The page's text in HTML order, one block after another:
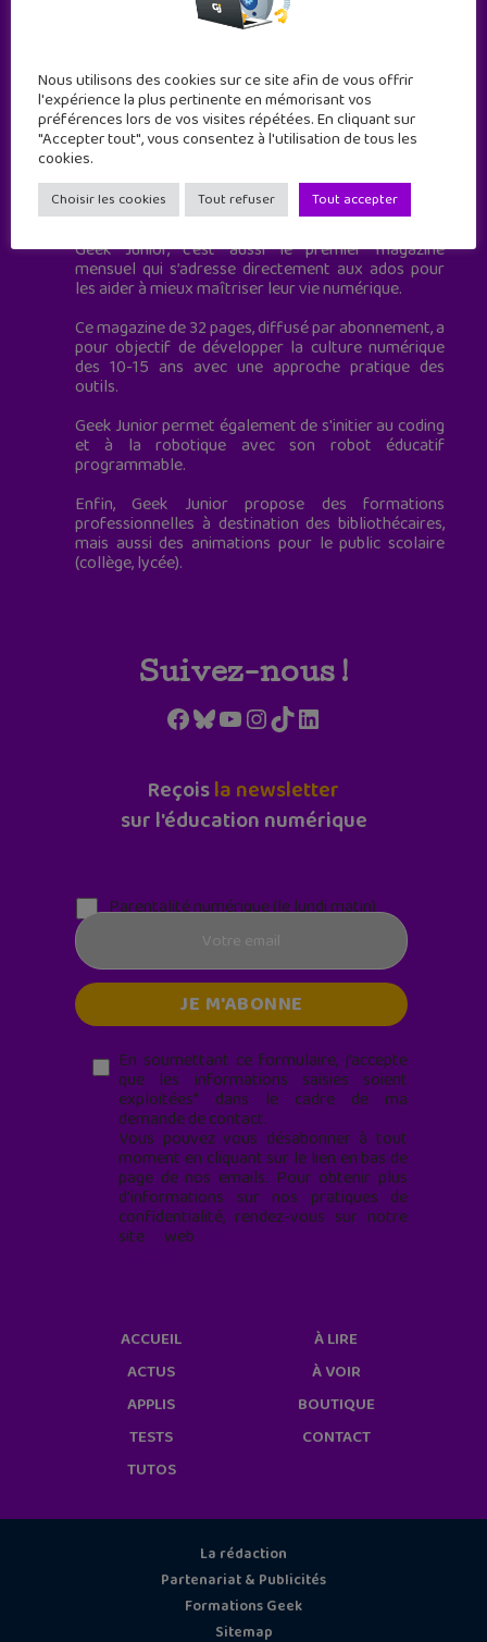
Geek Junior est le premier site de culture numérique
à destination des adolescents.
Geek Junior, c’est aussi le premier magazine
mensuel qui s’adresse directement aux ados pour
les aider à mieux maîtriser leur vie numérique.
Ce magazine de 32 pages, diffusé par abonnement, a
pour objectif de développer la culture numérique
des 10-15 ans avec une approche pratique des
outils.
Geek Junior permet également de s'initier au coding
et à la robotique avec son robot éducatif
programmable.
Enfin, Geek Junior propose des formations
professionnelles à destination des bibliothécaires,
mais aussi des animations pour le public scolaire
(collège, lycée).
Suivez-nous !
Facebook
Bluesky
YouTube
Instagram
TikTokLinkedIn
Reçoisla newsletter
sur l'éducation numérique
Parentalité numérique (le lundi matin)
En soumettant ce formulaire, j’accepte
que les informations saisies soient
exploitées* dans le cadre de ma
demande de contact.
Vous pouvez vous désabonner à tout
moment en cliquant sur le lien en bas de
page de nos emails. Pour obtenir plus
d'informations sur nos pratiques de
confidentialité, rendez-vous sur notre
site web
Nous utilisons des cookies sur ce site afin de vous offrir
l'expérience la plus pertinente en mémorisant vos
préférences lors de vos visites répétées. En cliquant sur
"Accepter tout", vous consentez à l'utilisation de tous les
cookies.
Choisir les cookies Tout refuser Tout accepter
ACCUEIL
ACTUS
APPLIS
TESTS
TUTOS
À LIRE
À VOIR
BOUTIQUE
CONTACT
La rédaction
Partenariat & Publicités
Formations Geek
Sitemap